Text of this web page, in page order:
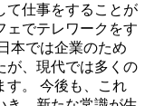
て仕事をすることが
ェでテレワークをす
本では企業のため
が、現代では多くの
。
今後も、これ